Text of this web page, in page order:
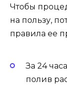
Чтобы
на пользу,
правила ее
За 24
полив